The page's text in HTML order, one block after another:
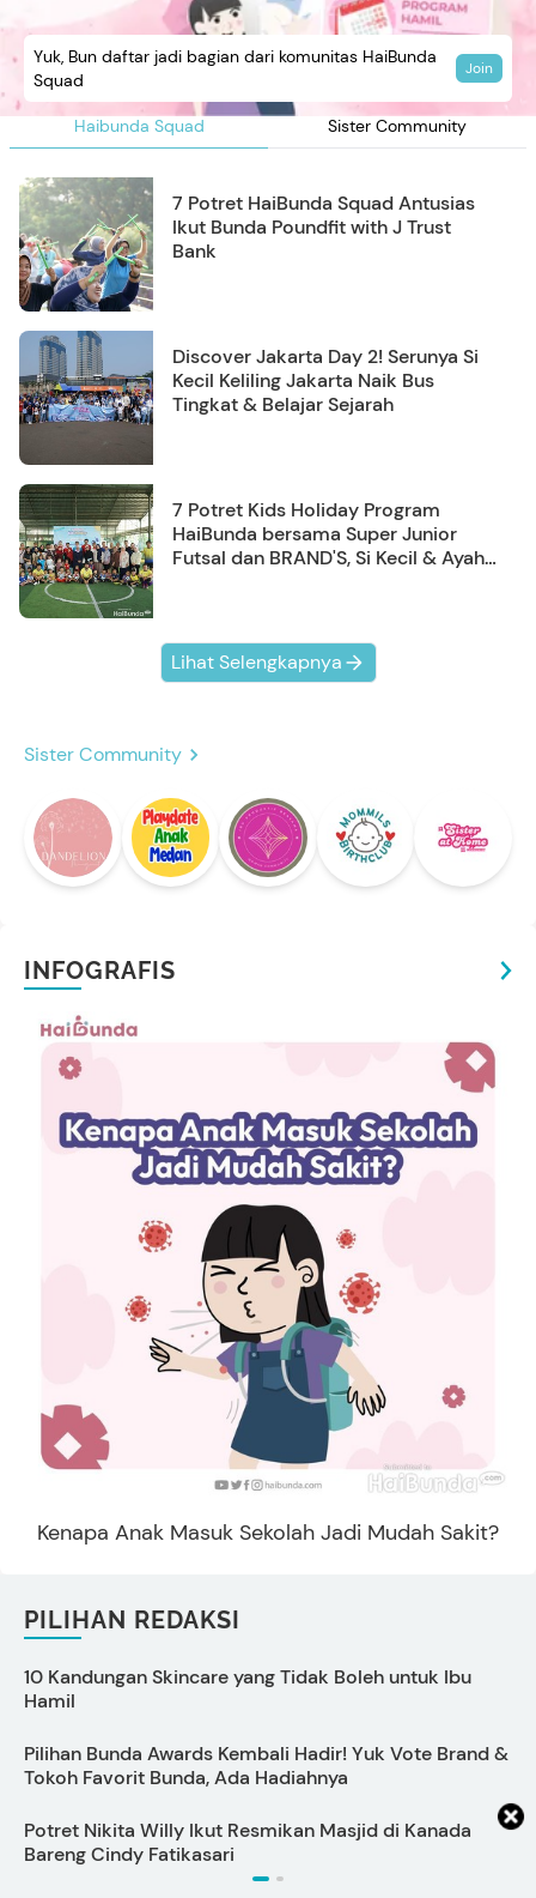
Haibunda Squad Sister Community
Yuk, Bun daftar jadi bagian dari komunitas HaiBunda
Squad
Join
7 Potret HaiBunda Squad Antusias
Ikut Bunda Poundfit with J Trust
Bank
Discover Jakarta Day 2! Serunya Si
Kecil Keliling Jakarta Naik Bus
Tingkat & Belajar Sejarah
7 Potret Kids Holiday Program
HaiBunda bersama Super Junior
Futsal dan BRAND'S, Si Kecil & Ayah
Lihat Selengkapnya
Sister Community
INFOGRAFIS
Kenapa Anak Masuk Sekolah Jadi Mudah Sakit?
PILIHAN REDAKSI
10 Kandungan Skincare yang Tidak Boleh untuk Ibu
Hamil
Pilihan Bunda Awards Kembali Hadir! Yuk Vote Brand &
Tokoh Favorit Bunda, Ada Hadiahnya
Potret Nikita Willy Ikut Resmikan Masjid di Kanada
Bareng Cindy Fatikasari